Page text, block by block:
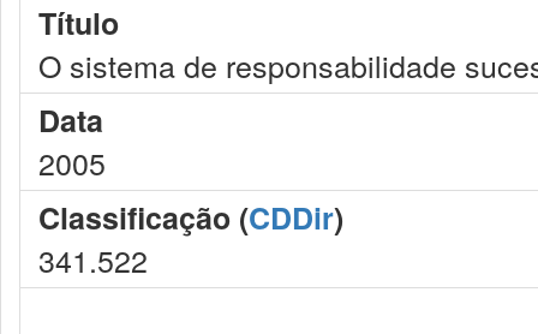
Título
O sistema de responsabilidade
Data
2005
Classificação (CDDir)
341.522